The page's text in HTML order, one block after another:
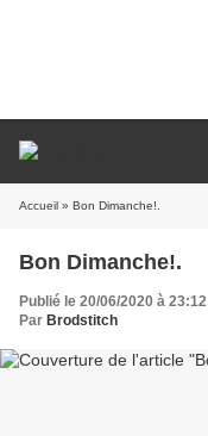
Accueil » Bon Dimanche!.
Bon Dimanche!.
Publié le 20/06/2020 à 23:12
Par Brodstitch